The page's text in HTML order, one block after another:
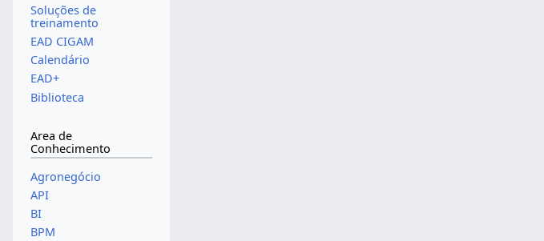
Soluções de
treinamento
EAD CIGAM
Calendário
EAD+
Biblioteca
Area de
Conhecimento
Agronegócio
API
BI
BPM